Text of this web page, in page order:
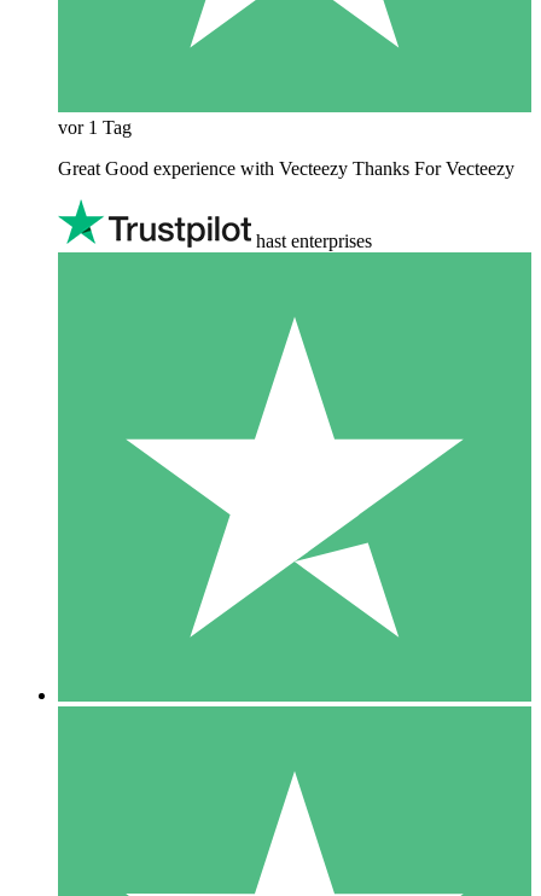
vor 1 Tag
Great Good experience with Vecteezy Thanks For Vecteezy
hast enterprises